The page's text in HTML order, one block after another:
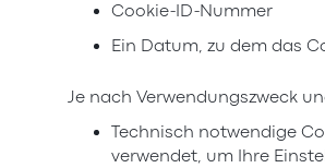
Cookie-ID-Nummer
Ein Datum, zu dem das
Je nach Verwendungszweck
Technisch notwendige
verwendet, um Ihre